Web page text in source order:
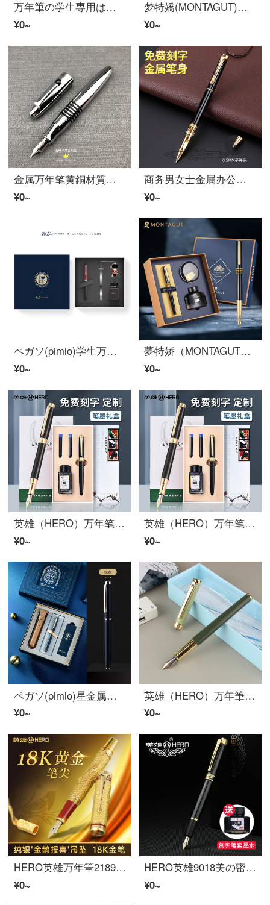
万年筆の学生専用は姿勢を正すことができて字筆の署名筆の大容量のインクのペンの平野の緑を練習します
¥0~
梦特嬌(MONTAGUT)宝珠笔男女商务事务书写署名笔永恒単只宝珠笔シリーズ珠光灰0.5 mm
¥0~
金属万年笔黄銅材質笔吸墨ニューヨーク設計ビジネスオフィスサイン練習字万年笔鏡面亮クロム銀F尖(0.7程度)公式標準0.7 mm明尖
¥0~
商务男女士金属办公开单用波尔班0.5水笔签名笔学生用黑水笔刻字定制企业logo【黑金款】单支装
¥0~
ペガソ(pimio)学生万年笔PS-921精典泰迪英倫シリーズ万年笔イリジウム金笔笔で书いてペンの诞生日プレゼントボックスに无料で字を刻んで英伦の赤いスーツの0.35 mm公式は明の锐さを配合します。
¥0~
夢特娇（MONTAGUT）万年笔明尖イリジウム金笔ビジネス书き习字金属ファッション格子柄インキペン巴格丽セットブラック0.5 mm
¥0~
英雄（HERO）万年笔礼装箱男女史は字を書いて署名を書きます。ビジネスオフィスの高級精緻スーツは無料で字を彫って注文して贈り物をします。莫蘭迪復古色黒麗雅（普通版）
¥0~
英雄（HERO）万年笔礼装箱男女史は字を書いて署名を書きます。ビジネスオフィスの高級精緻スーツは無料で字を彫って注文して贈り物をします。莫蘭迪復古色黒麗雅（普通版）
¥0~
ペガソ(pimio)星金属宝珠筆箱メンズビジネスオフィス署名ペン学生プレゼント女性署名ペン企業カスタマイズ無料印字隠者
¥0~
英雄（HERO）万年筆学生日常书写练字铱金万年筆 莫兰迪撞色系墨水笔（内配墨囊）A06-1/A08 A06-军绿色
¥0~
HERO英雄万年筆2189C收藏版18K金笔 （禧）限量版商务办公礼盒装墨水笔带收藏证书独立编号珍藏版 金雕-金鹊报喜
¥0~
HERO英雄9018美の密画男子学生は字を曲げて書道の筆先を練習して芸術の署名のペンを描いて、頭を曲げて万年筆に注文して字を作って贈り物をします。高級な贈り物箱の麗雅な黒いです。
¥0~